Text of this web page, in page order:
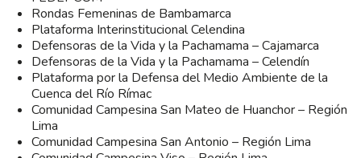
Rondas Femeninas de Bambamarca
Plataforma Interinstitucional Celendina
Defensoras de la Vida y la Pachamama – Cajamarca
Defensoras de la Vida y la Pachamama – Celendín
Plataforma por la Defensa del Medio Ambiente de la
Cuenca del Río Rímac
Comunidad Campesina San Mateo de Huanchor – Región
Lima
Comunidad Campesina San Antonio – Región Lima